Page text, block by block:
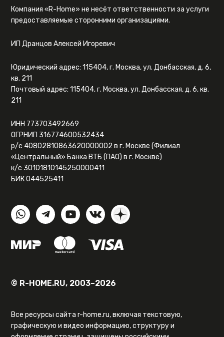
Компания «R-Home» не несёт ответственности за услуги
предоставляемые сторонними организациями.
ИП Дранцов Алексей Игоревич
Юридический адрес: 115404, г. Москва, ул. Донбасская, д. 6,
кв. 211
Почтовый адрес: 115404, г. Москва, ул. Донбасская, д. 6, кв.
211
ИНН 773703492669
ОГРНИП 316774600532434
р/с 40802810863620000002 в г. Москве (Филиал
«Центральный» Банка ВТБ (ПАО) в г. Москве)
к/с 30101810145250000411
БИК 044525411
© R-HOME.RU, 2003–2026
Все ресурсы сайта r-home.ru, включая текстовую,
графическую и видео информацию, структуру и